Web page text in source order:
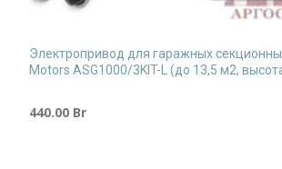
Электропривод для гаражных
Motors ASG1000/3KIT-L (до 13,5 м2,
440.00 Br